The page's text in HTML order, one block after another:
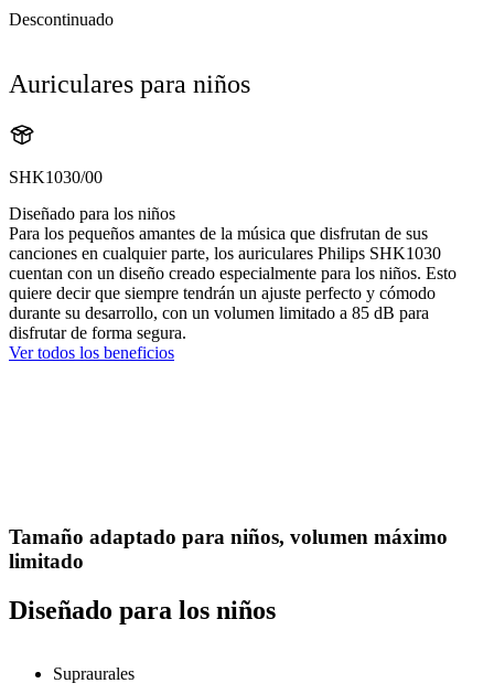
Descontinuado
Auriculares para niños
SHK1030/00
Diseñado para los niños
Para los pequeños amantes de la música que disfrutan de sus
canciones en cualquier parte, los auriculares Philips SHK1030
cuentan con un diseño creado especialmente para los niños. Esto
quiere decir que siempre tendrán un ajuste perfecto y cómodo
durante su desarrollo, con un volumen limitado a 85 dB para
disfrutar de forma segura.
Ver todos los beneficios
Tamaño adaptado para niños, volumen máximo
limitado
Diseñado para los niños
Supraurales